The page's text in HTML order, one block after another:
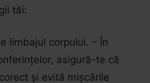
tăi:
limbajul corpului. – În
asigură-te că
și evită mișcările